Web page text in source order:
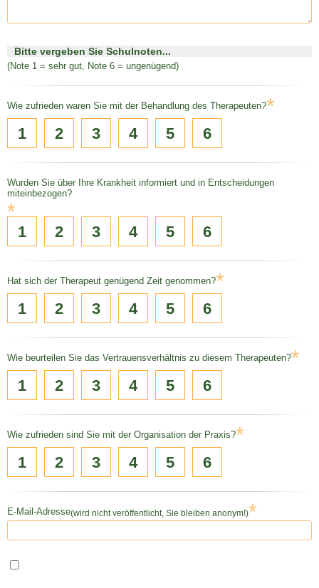
Bitte vergeben Sie Schulnoten...
(Note 1 = sehr gut, Note 6 = ungenügend)
Wie zufrieden waren Sie mit der Behandlung des Therapeuten?*
1 2 3 4 5 6
Wurden Sie über Ihre Krankheit informiert und in Entscheidungen
miteinbezogen?
*
1 2 3 4 5 6
Hat sich der Therapeut genügend Zeit genommen?*
1 2 3 4 5 6
Wie beurteilen Sie das Vertrauensverhältnis zu diesem Therapeuten?*
1 2 3 4 5 6
Wie zufrieden sind Sie mit der Organisation der Praxis?*
1 2 3 4 5 6
E-Mail-Adresse(wird nicht veröffentlicht, Sie bleiben anonym!)*